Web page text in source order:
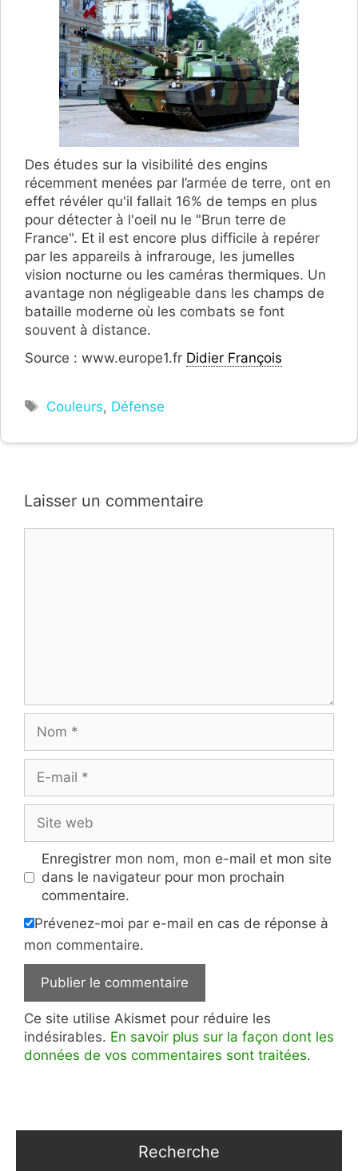
Des études sur la visibilité des engins
récemment menées par l’armée de terre, ont en
effet révéler qu'il fallait 16% de temps en plus
pour détecter à l'oeil nu le "Brun terre de
France". Et il est encore plus difficile à repérer
par les appareils à infrarouge, les jumelles
vision nocturne ou les caméras thermiques. Un
avantage non négligeable dans les champs de
bataille moderne où les combats se font
souvent à distance.
Source : www.europe1.fr Didier François
Étiquettes
Couleurs, Défense
Laisser un commentaire
mail
web
Enregistrer mon nom, mon e-mail et mon site
dans le navigateur pour mon prochain
commentaire.
Prévenez-moi par e-mail en cas de réponse à
mon commentaire.
Ce site utilise Akismet pour réduire les
indésirables. En savoir plus sur la façon dont les
données de vos commentaires sont traitées.
Recherche